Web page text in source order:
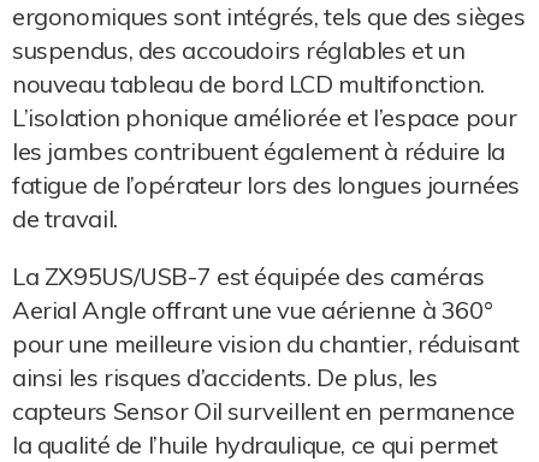
ergonomiques sont intégrés, tels que des sièges
suspendus, des accoudoirs réglables et un
nouveau tableau de bord LCD multifonction.
L’isolation phonique améliorée et l’espace pour
les jambes contribuent également à réduire la
fatigue de l’opérateur lors des longues journées
de travail.
La ZX95US/USB-7 est équipée des caméras
Aerial Angle offrant une vue aérienne à 360°
pour une meilleure vision du chantier, réduisant
ainsi les risques d’accidents. De plus, les
capteurs Sensor Oil surveillent en permanence
la qualité de l’huile hydraulique, ce qui permet